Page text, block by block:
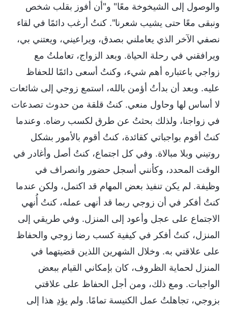
والوصول إلى الشيخوخة معًا" و"أن أفوز بقلب شخص
ونبقى معًا حتى يشيب شعرنا". كنتُ أرغب دائمًا في لقاء
نصفي الآخر الذي يعاملني بصدق، ويراعيني، ويعتني بي،
ويرافقني في رحلة الحياة. وبعد الزواج، تعاملتُ مع
زواجي باعتباره أهم شيء، وكنتُ أسعى دائمًا للحفاظ
عليه. وبعد أن بدأتُ أؤمن بالله، استمع زوجي إلى شائعات
لا أساس لها وحاول منعي. كنتُ قلقة من حدوث تصدعات
في زواجنا، ولذلك بحثتُ عن طرق لكسب رضاه. وعندما
كنتُ أقوم بواجباتي كقائدة، كنتُ أقوم بالأمور بشكل
روتيني وبلا مبالاة. وفي كل اجتماع، كنتُ أصل وأغادر في
الوقت المحدد، وكأنني أسجل حضور وانصراف في
وظيفة. لم يكن تنفيذ بعض المهام قد اكتمل، ولكن عندما
كنتُ أفكر في أن زوجي ربما قد أنهى عمله، كنتُ أُنهي
الاجتماع على عجل وأعود إلى المنزل. وفي طريقي إلى
المنزل، كنتُ أفكر في كيفية كسب رضا زوجي والحفاظ
على علاقتي به. وخلال الشهرين اللذين قضيتهما في
المنزل لحماية الظروف، كان بإمكاني القيام ببعض
الواجبات. ومع ذلك، ومن أجل الحفاظ على علاقتي
بزوجي، تجاهلتُ عمل الكنيسة تمامًا. ولم يؤدِ هذا إلى